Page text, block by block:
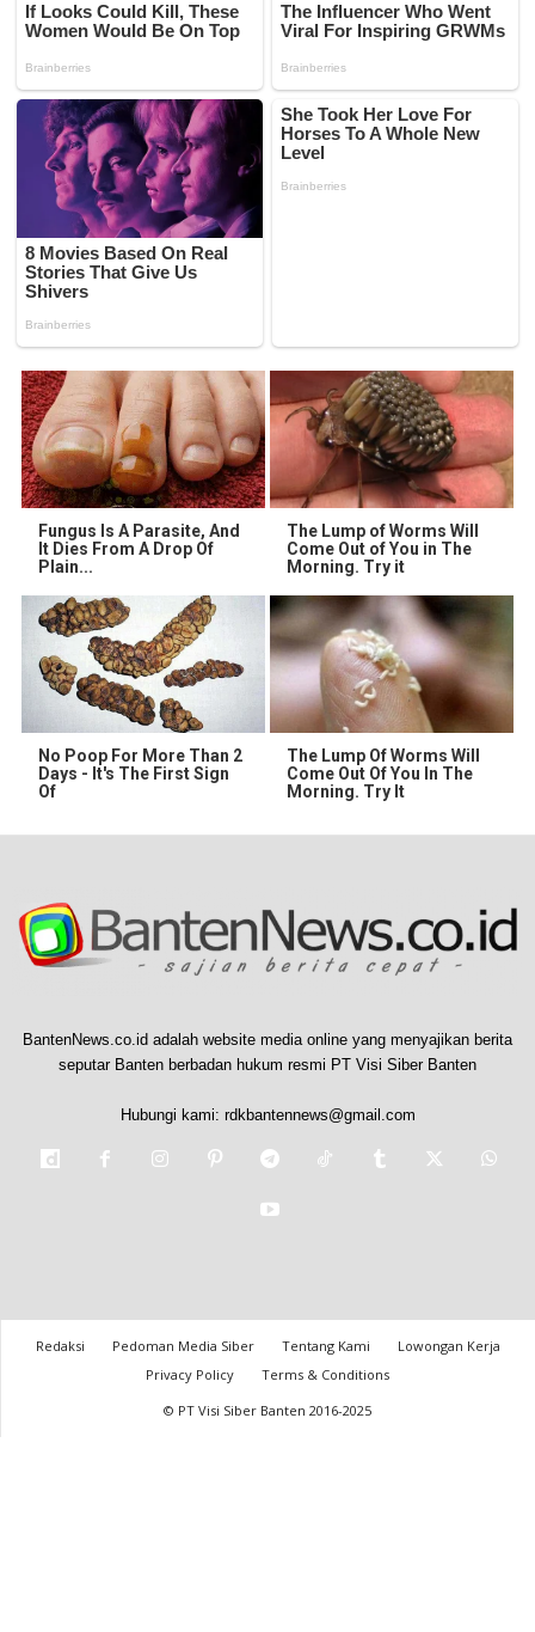
Fungus Is A Parasite, And
It Dies From A Drop Of
Plain...
The Lump of Worms Will
Come Out of You in The
Morning. Try it
No Poop For More Than 2
Days - It's The First Sign
Of
The Lump Of Worms Will
Come Out Of You In The
Morning. Try It
BantenNews.co.id adalah website media online yang menyajikan berita
seputar Banten berbadan hukum resmi PT Visi Siber Banten
Hubungi kami: rdkbantennews@gmail.com
Redaksi Pedoman Media Siber Tentang Kami
Lowongan Kerja
Privacy Policy
Terms & Conditions
© PT Visi Siber Banten 2016-2025